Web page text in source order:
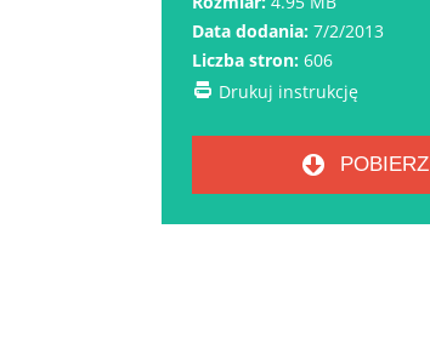
Data dodania: 7/2/2013
Liczba stron: 606
Drukuj instrukcję
POBIERZ